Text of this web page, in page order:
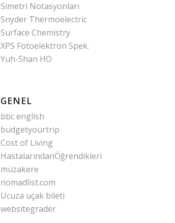
Simetri Notasyonları
Snyder Thermoelectric
Surface Chemistry
XPS Fotoelektron Spek.
Yuh-Shan HO
GENEL
bbc english
budgetyourtrip
Cost of Living
HastalarındanÖğrendikleri
müzakere
nomadlist.com
Ucuza uçak bileti
websitegrader